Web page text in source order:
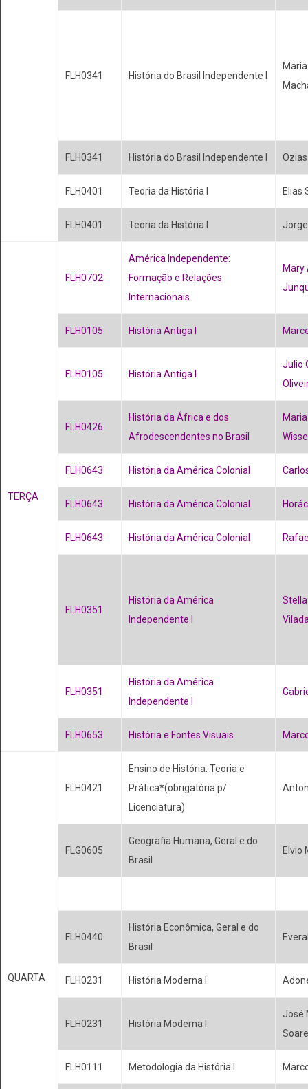
FLH0341 História do Brasil Independente I
FLH0341 História do Brasil Independente I
FLH0401 Teoria da História I Elias
FLH0401 Teoria da História I
TERÇA
FLH0702
América Independente:
Formação e Relações
Internacionais
Mary
FLH0105 História Antiga I
FLH0105 História Antiga I
Julio
FLH0426
História da África e dos
Afrodescendentes no Brasil
FLH0643 História da América Colonial
FLH0643 História da América Colonial
FLH0643 História da América Colonial
FLH0351
História da América
Independente I
FLH0351
História da América
Independente I
FLH0653 História e Fontes Visuais
QUARTA
FLH0421
Ensino de História: Teoria e
Prática*(obrigatória p/
Licenciatura)
FLG0605
Geografia Humana, Geral e do
Brasil
Elvio
FLH0440
História Econômica, Geral e do
Brasil
FLH0231 História Moderna I
FLH0231 História Moderna I
José
FLH0111 Metodologia da História I